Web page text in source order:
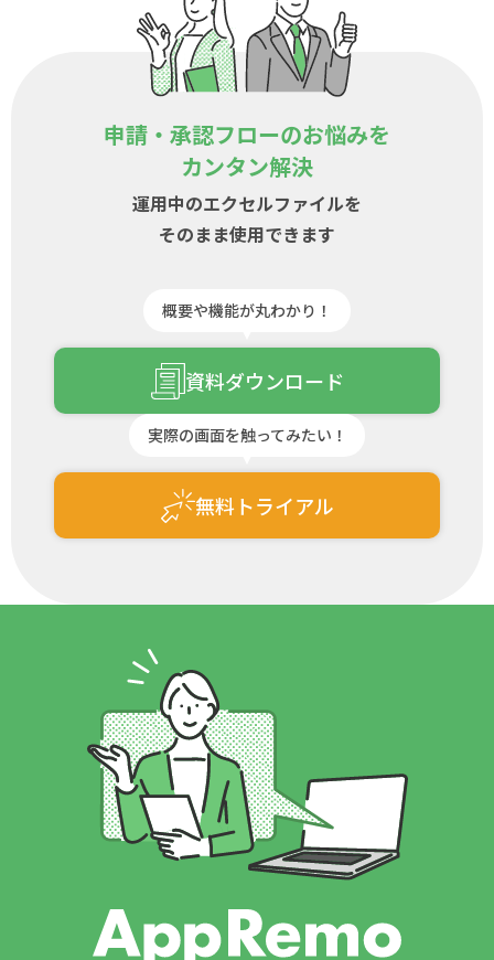
申請・承認フローのお悩みを
カンタン解決
運用中のエクセルファイルを
そのまま使用できます
概要や機能が丸わかり！
資料ダウンロード
実際の画面を触ってみたい！
無料トライアル